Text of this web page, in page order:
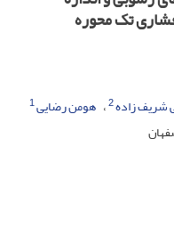
تک محوره
زاده2 هومن رضایی1